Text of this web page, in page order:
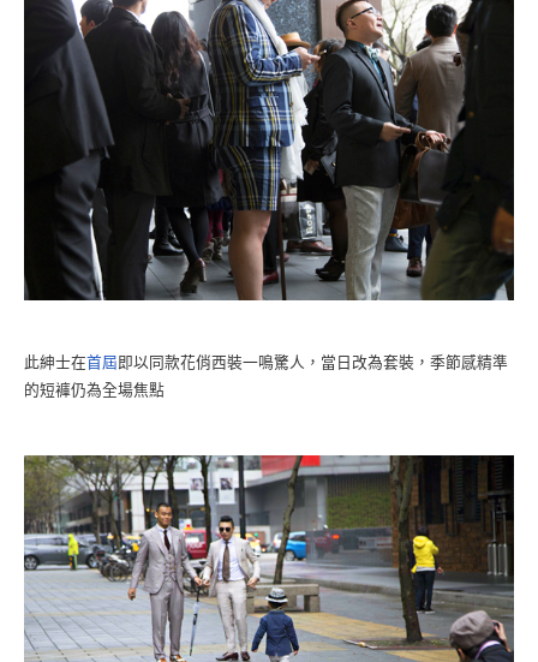
此紳士在首屆即以同款花俏西裝一鳴驚人，當日改為套裝，季節感精準
的短褲仍為全場焦點